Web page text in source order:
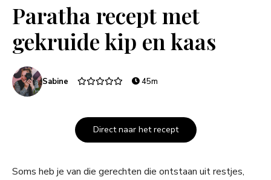
Paratha recept met
gekruide kip en kaas
Sabine 45m
Direct naar het recept
Soms heb je van die gerechten die ontstaan uit restjes,